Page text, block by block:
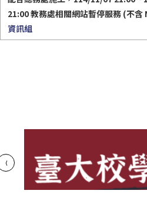
21:00 教務處相關網站暫停服務 (不含
資訊組